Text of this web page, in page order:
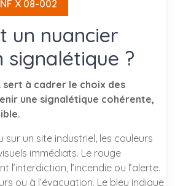
X 08-002
un nuancier
signalétique ?
sert à cadrer le choix des
une signalétique cohérente,
sur un site industriel, les couleurs
immédiats. Le rouge
l’interdiction, l’incendie ou l’alerte.
ou à l’évacuation. Le bleu indique